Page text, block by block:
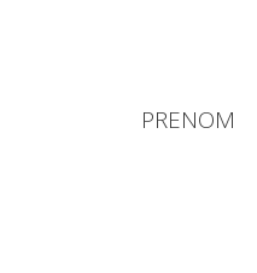
e.mail :